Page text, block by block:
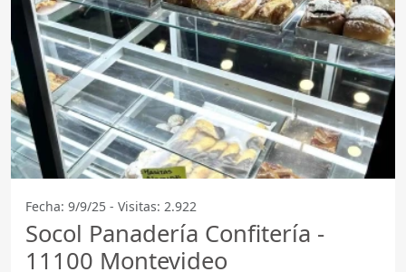
Fecha: 9/9/25 - Visitas: 2.922
Socol Panadería Confitería -
11100 Montevideo